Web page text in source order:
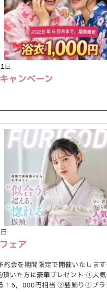
日
ャンペーン
ェア
約会を期間限定で開催いたしま
頂いた方に豪華プレゼント-①人
！5，000円相当 ②髪飾り③ブラ